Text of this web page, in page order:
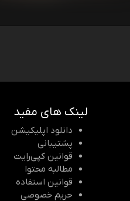
لینک های مفید
دانلود اپلیکیشن
پشتیبانی
قوانین کپی‌رایت
مطالبه محتوا
قوانین استفاده
حریم خصوصی